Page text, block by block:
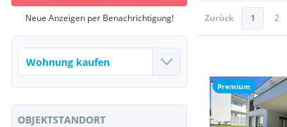
Neue Anzeigen per Benachrichtigung!
OBJEKTSTANDORT
Zurück 1 2
Premium